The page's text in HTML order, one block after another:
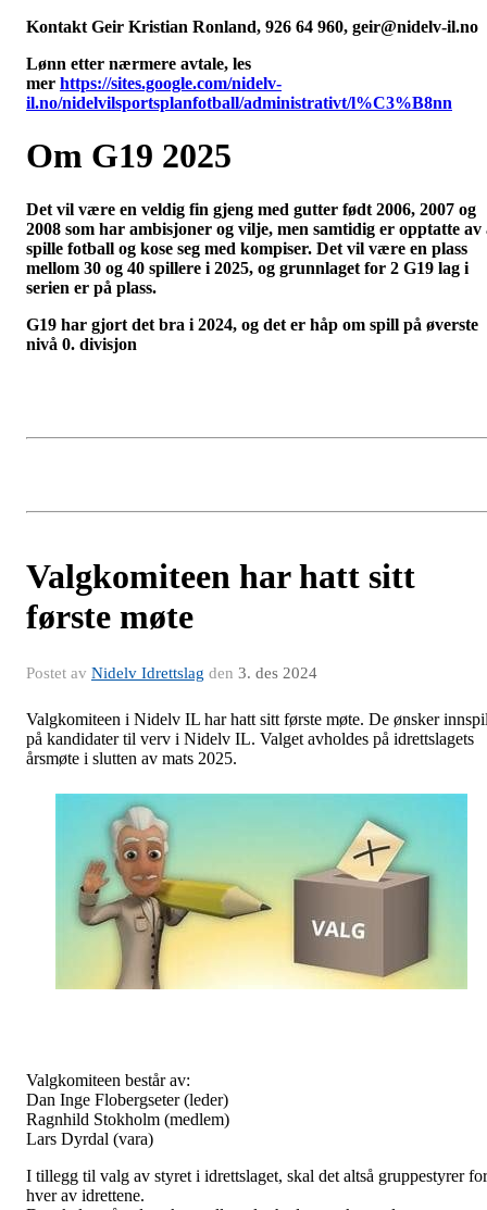
Kontakt Geir Kristian Ronland, 926 64 960, geir@nidelv-il.no
Lønn etter nærmere avtale, les
mer https://sites.google.com/nidelv-
il.no/nidelvilsportsplanfotball/administrativt/l%C3%B8nn
Om G19 2025
Det vil være en veldig fin gjeng med gutter født 2006, 2007 og
2008 som har ambisjoner og vilje, men samtidig er opptatte av
spille fotball og kose seg med kompiser. Det vil være en plass
mellom 30 og 40 spillere i 2025, og grunnlaget for 2 G19 lag i
serien er på plass.
G19 har gjort det bra i 2024, og det er håp om spill på øverste
nivå 0. divisjon
Valgkomiteen har hatt sitt
første møte
Postet av Nidelv Idrettslag den 3. des 2024
Valgkomiteen i Nidelv IL har hatt sitt første møte. De ønsker
på kandidater til verv i Nidelv IL. Valget avholdes på idrettslagets
årsmøte i slutten av mats 2025.
Valgkomiteen består av:
Dan Inge Flobergseter (leder)
Ragnhild Stokholm (medlem)
Lars Dyrdal (vara)
I tillegg til valg av styret i idrettslaget, skal det altså gruppestyrer for
hver av idrettene.